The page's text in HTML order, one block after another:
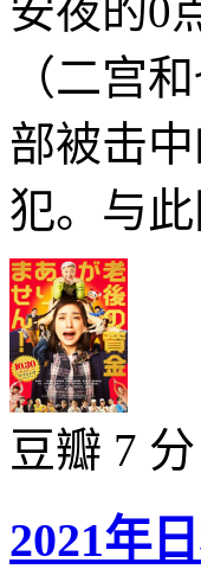
安夜的0
（二宫
部被击
犯。与
豆瓣 7 分
2021年